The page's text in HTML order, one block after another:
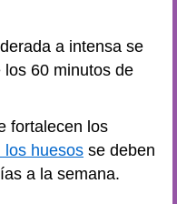
a intensa se
60 minutos de
fortalecen los
los huesos se deben
a la semana.